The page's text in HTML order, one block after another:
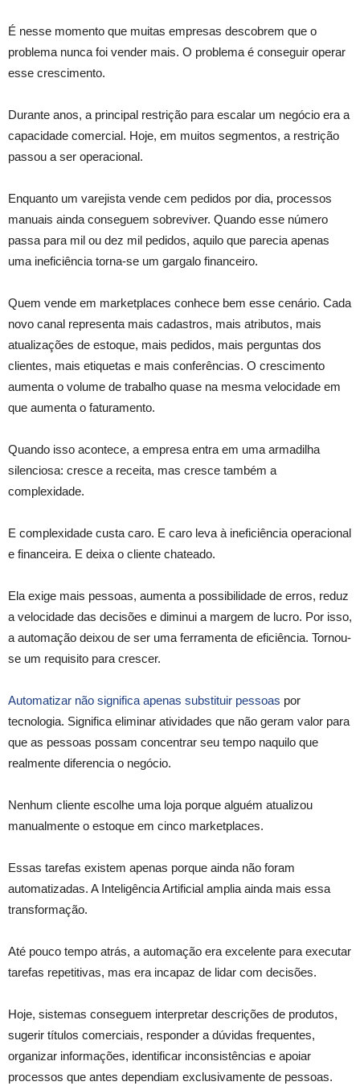
É nesse momento que muitas empresas descobrem que o
problema nunca foi vender mais. O problema é conseguir operar
esse crescimento.
Durante anos, a principal restrição para escalar um negócio era a
capacidade comercial. Hoje, em muitos segmentos, a restrição
passou a ser operacional.
Enquanto um varejista vende cem pedidos por dia, processos
manuais ainda conseguem sobreviver. Quando esse número
passa para mil ou dez mil pedidos, aquilo que parecia apenas
uma ineficiência torna-se um gargalo financeiro.
Quem vende em marketplaces conhece bem esse cenário. Cada
novo canal representa mais cadastros, mais atributos, mais
atualizações de estoque, mais pedidos, mais perguntas dos
clientes, mais etiquetas e mais conferências. O crescimento
aumenta o volume de trabalho quase na mesma velocidade em
que aumenta o faturamento.
Quando isso acontece, a empresa entra em uma armadilha
silenciosa: cresce a receita, mas cresce também a
complexidade.
E complexidade custa caro. E caro leva à ineficiência operacional
e financeira. E deixa o cliente chateado.
Ela exige mais pessoas, aumenta a possibilidade de erros, reduz
a velocidade das decisões e diminui a margem de lucro. Por isso,
a automação deixou de ser uma ferramenta de eficiência. Tornou-
se um requisito para crescer.
Automatizar não significa apenas substituir pessoas por
tecnologia. Significa eliminar atividades que não geram valor para
que as pessoas possam concentrar seu tempo naquilo que
realmente diferencia o negócio.
Nenhum cliente escolhe uma loja porque alguém atualizou
manualmente o estoque em cinco marketplaces.
Essas tarefas existem apenas porque ainda não foram
automatizadas. A Inteligência Artificial amplia ainda mais essa
transformação.
Até pouco tempo atrás, a automação era excelente para executar
tarefas repetitivas, mas era incapaz de lidar com decisões.
Hoje, sistemas conseguem interpretar descrições de produtos,
sugerir títulos comerciais, responder a dúvidas frequentes,
organizar informações, identificar inconsistências e apoiar
processos que antes dependiam exclusivamente de pessoas.